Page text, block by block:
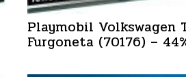
Playmobil Volkswagen
Furgoneta (70176) –